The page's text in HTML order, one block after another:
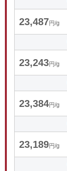
23,487円/g
23,243円/g
23,384円/g
23,189円/g